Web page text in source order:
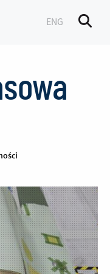
ENG